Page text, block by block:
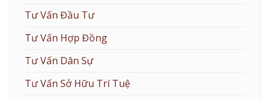
Tư Vấn Đầu Tư
Tư Vấn Hợp Đồng
Tư Vấn Dân Sự
Tư Vấn Sở Hữu Trí Tuệ